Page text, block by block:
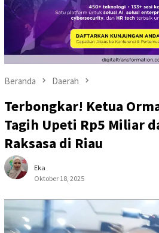
Beranda Daerah
Terbongkar! Ketua
Tagih Upeti Rp5 Miliar
Raksasa di Riau
Eka
Oktober 18, 2025